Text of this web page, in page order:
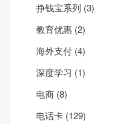
挣钱宝系列 (3)
教育优惠 (2)
海外支付 (4)
深度学习 (1)
电商 (8)
电话卡 (129)